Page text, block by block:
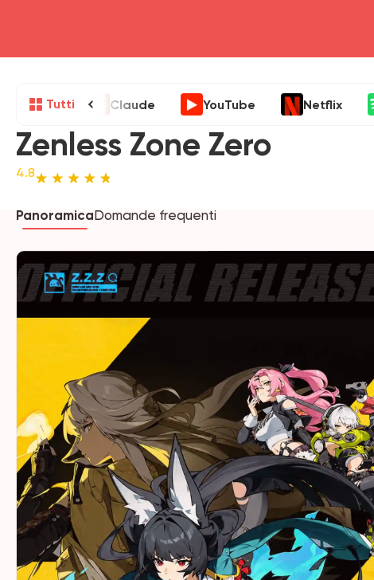
Tutti Claude YouTube Netflix
Zenless Zone Zero
4.8
PanoramicaDomande frequenti